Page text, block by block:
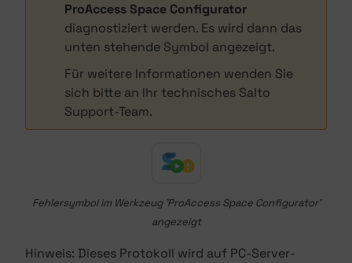
ProAccess Space Configurator
diagnostiziert werden. Es wird dann das
unten stehende Symbol angezeigt.
Für weitere Informationen wenden Sie
sich bitte an Ihr technisches Salto
Support-Team.
Fehlersymbol im Werkzeug 'ProAccess Space Configurator'
angezeigt
Hinweis: Dieses Protokoll wird auf PC-Server-